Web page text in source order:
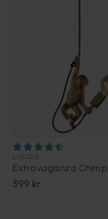
Extravaganza Chimp
599 kr